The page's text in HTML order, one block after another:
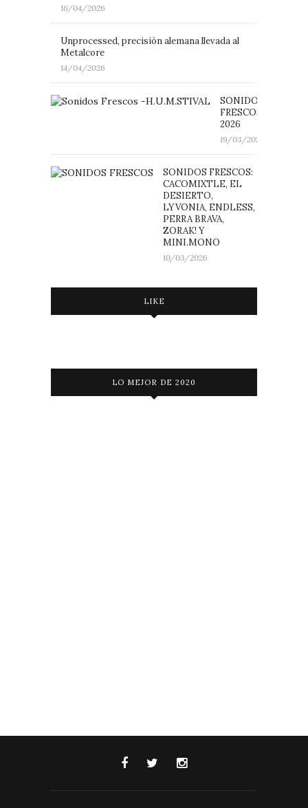
16/04/2026
Unprocessed, precisión alemana llevada al
Metalcore
14/04/2026
SONIDOS
FRESCOS:
2026
19/03/2026
SONIDOS FRESCOS:
CACOMIXTLE, EL
DESIERTO,
LYVONIA, ENDLESS,
PERRA BRAVA,
ZORAK! Y
MINI.MONO
10/03/2026
LIKE
LO MEJOR DE 2020